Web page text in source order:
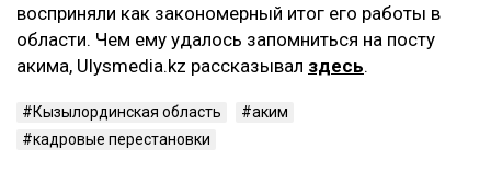
восприняли как закономерный итог его работы в
области. Чем ему удалось запомниться на посту
акима, Ulysmedia.kz рассказывал здесь.
Кызылординская область
аким
кадровые перестановки